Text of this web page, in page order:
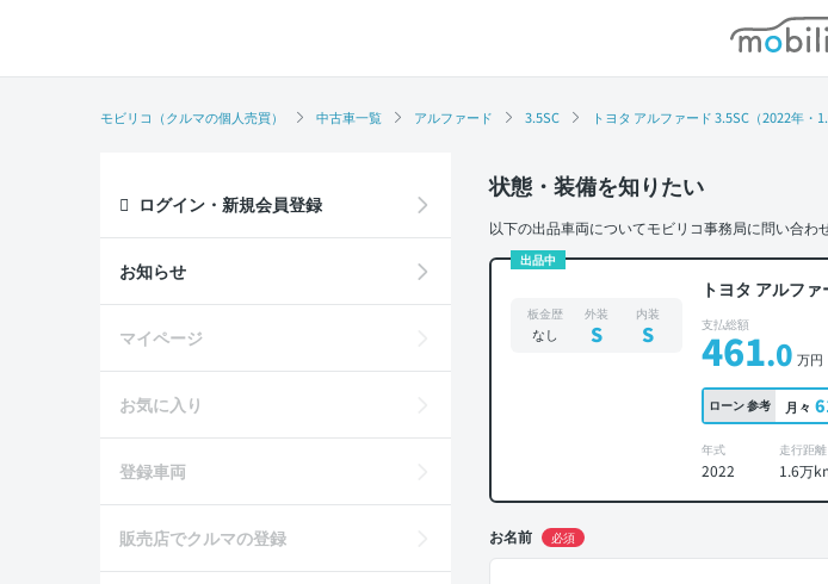
モ
モビリコ（クルマの個人売買） 中古車一覧 アルファード 3.5SC トヨタ アルファード 3.5SC（2022年・
状態・装備を知りたい
以下の出品車両についてモビリコ事務局に問い合わせ
出品中
トヨタ アルフ
板金歴
なし
外装
S
内装
S 支払総額
461.0 万円
ローン参考 月々
年式
2022
走行距離
1.6万
お名前 必須
ログイン・新規会員登録
お知らせ
マイページ
お気に入り
登録車両
販売店でクルマの登録